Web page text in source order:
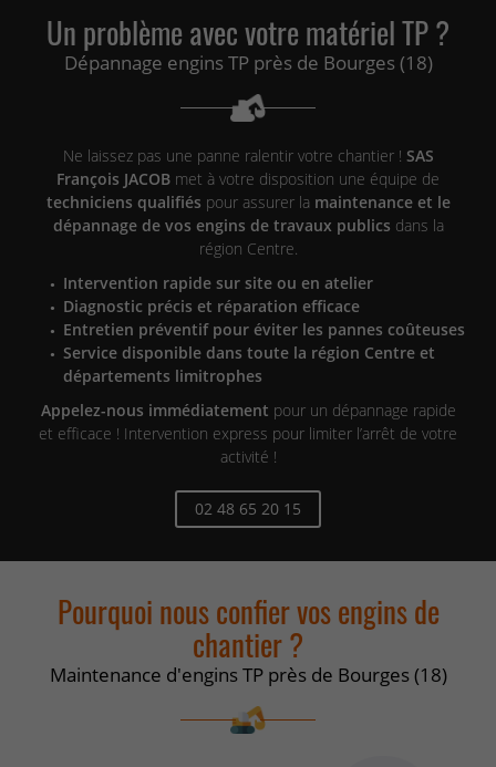
Un problème avec votre matériel TP ?
Dépannage engins TP près de Bourges (18)
Ne laissez pas une panne ralentir votre chantier ! SAS
François JACOB met à votre disposition une équipe de
techniciens qualifiés pour assurer la maintenance et le
dépannage de vos engins de travaux publics dans la
région Centre.
Intervention rapide sur site ou en atelier
Diagnostic précis et réparation efficace
Entretien préventif pour éviter les pannes coûteuses
Service disponible dans toute la région Centre et
départements limitrophes
Appelez-nous immédiatement pour un dépannage rapide
et efficace ! Intervention express pour limiter l’arrêt de votre
activité !
02 48 65 20 15
Pourquoi nous confier vos engins de
chantier ?
Maintenance d'engins TP près de Bourges (18)